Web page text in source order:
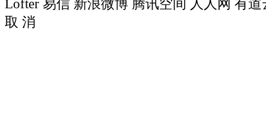
Lofter 易信 新浪微博 腾讯空间 人人网 有道
取 消